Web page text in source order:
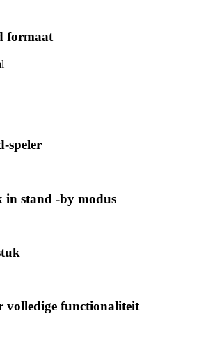
formaat
speler
in stand -by modus
volledige functionaliteit